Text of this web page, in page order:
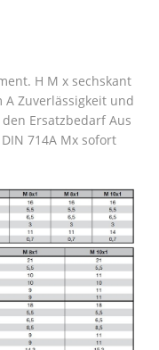
H M x sechskant
A Zuverlässigkeit und
Ersatzbedarf Aus
714A Mx sofort